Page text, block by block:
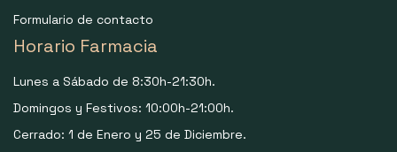
Formulario de contacto
Horario Farmacia
Lunes a Sábado de 8:30h-21:30h.
Domingos y Festivos: 10:00h-21:00h.
Cerrado: 1 de Enero y 25 de Diciembre.